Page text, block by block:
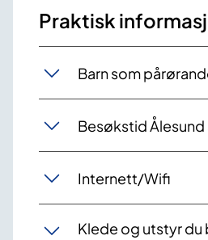
Praktisk
Barn som
Besøkstid Ålesund
Internett/Wifi
Klede og utstyr du